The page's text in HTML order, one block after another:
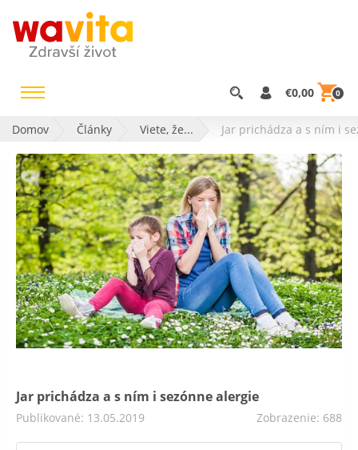
€0,00 0
Domov Články Viete, že... Jar prichádza a s ním i
Jar prichádza a s ním i sezónne alergie
Publikované: 13.05.2019 Zobrazenie: 688